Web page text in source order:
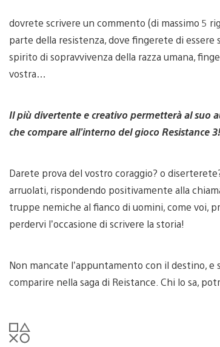
dovrete scrivere un commento (di massimo 5
parte della resistenza, dove fingerete di
spirito di sopravvivenza della razza umana,
vostra…
Il più divertente e creativo permetterà al suo
che compare all’interno del gioco Resistance 3!
Darete prova del vostro coraggio? o
arruolati, rispondendo positivamente alla
truppe nemiche al fianco di uomini, come voi,
perdervi l’occasione di scrivere la storia!
Non mancate l’appuntamento con il destino,
comparire nella saga di Reistance. Chi lo sa,